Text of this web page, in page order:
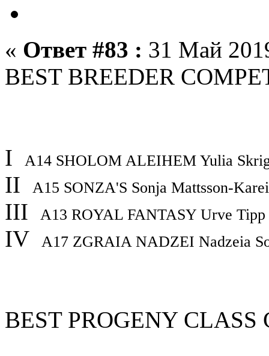
« Ответ #83 : 31 Май
BEST BREEDER
I A14 SHOLOM ALEIHEM Yulia
II A15 SONZA'S Sonja Mattsson-
III A13 ROYAL FANTASY Urve Tipp
IV A17 ZGRAIA NADZEI Nadzeia
BEST PROGENY